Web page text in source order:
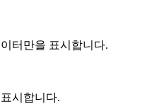
터만을 표시합니다.
시합니다.